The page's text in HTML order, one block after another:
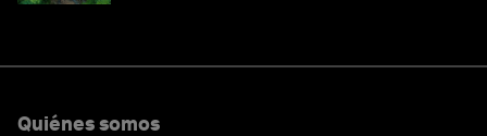
Quiénes somos